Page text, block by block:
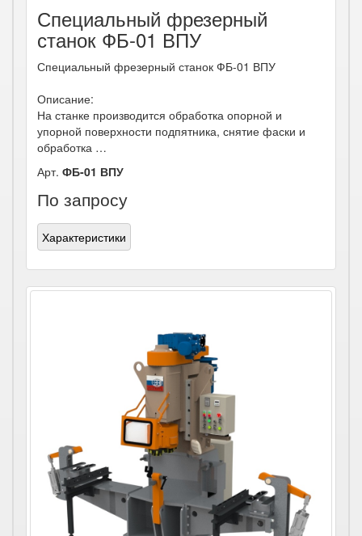
Специальный фрезерный
станок ФБ-01 ВПУ
Специальный фрезерный станок ФБ-01 ВПУ
Описание:
На станке производится обработка опорной и
упорной поверхности подпятника, снятие фаски и
обработка …
Арт. ФБ-01 ВПУ
По запросу
Характеристики